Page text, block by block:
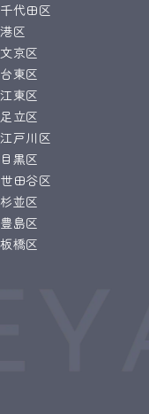
千代田区
港区
文京区
台東区
江東区
足立区
江戸川区
目黒区
世田谷区
杉並区
豊島区
板橋区